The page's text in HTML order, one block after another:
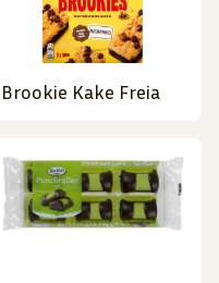
Brookie Kake Freia